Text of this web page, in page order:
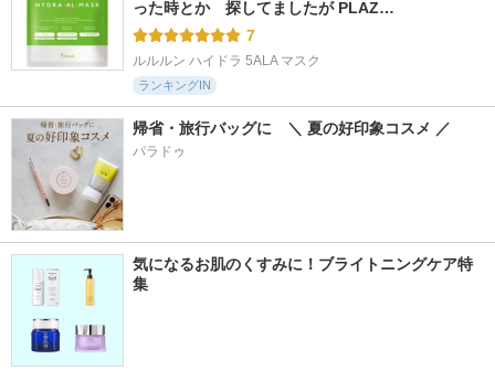
った時とか　探してましたが PLAZ…
7
ルルルン ハイドラ 5ALA マスク
ランキングIN
帰省・旅行バッグに　＼ 夏の好印象コスメ ／
パラドゥ
気になるお肌のくすみに！ブライトニングケア特
集